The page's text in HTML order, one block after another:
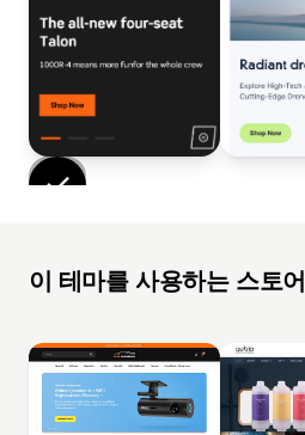
이 테마를 사용하는 스토어